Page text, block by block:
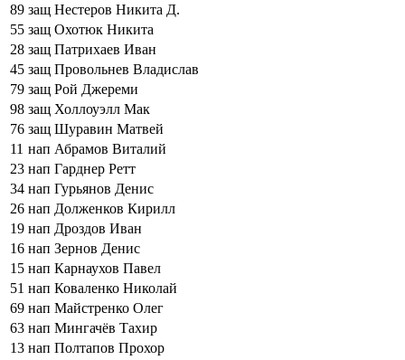
89 защ Нестеров Никита Д.
55 защ Охотюк Никита
28 защ Патрихаев Иван
45 защ Провольнев Владислав
79 защ Рой Джереми
98 защ Холлоуэлл Мак
76 защ Шуравин Матвей
11 нап Абрамов Виталий
23 нап Гарднер Ретт
34 нап Гурьянов Денис
26 нап Долженков Кирилл
19 нап Дроздов Иван
16 нап Зернов Денис
15 нап Карнаухов Павел
51 нап Коваленко Николай
69 нап Майстренко Олег
63 нап Мингачёв Тахир
13 нап Полтапов Прохор